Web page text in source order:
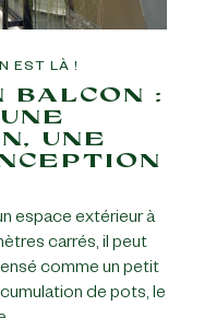
EST LÀ !
BALCON :
UNE
espace extérieur à
carrés, il peut
comme un petit
de pots, le